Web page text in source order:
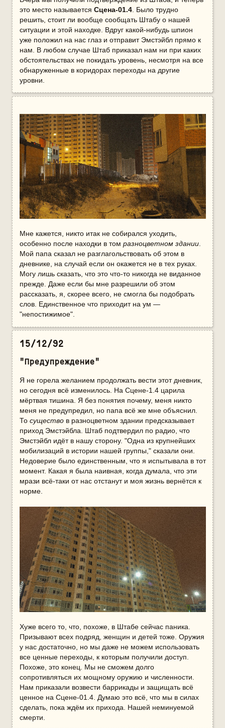
это место называется Сцена-01.4. Было трудно
решить, стоит ли вообще сообщать Штабу о нашей
ситуации и этой находке. Вдруг какой-нибудь шпион
уже положил на нас глаз и отправит Эмстэйбл прямо к
нам. В любом случае Штаб приказал нам ни при каких
обстоятельствах не покидать уровень, несмотря на все
обнаруженные в коридорах переходы на другие
уровни.
Мне кажется, никто итак не собирался уходить,
особенно после находки в том разноцветном здании.
Мой папа сказал не разглагольствовать об этом в
дневнике, на случай если он окажется не в тех руках.
Могу лишь сказать, что это что-то никогда не виданное
прежде. Даже если бы мне разрешили об этом
рассказать, я, скорее всего, не смогла бы подобрать
слов. Единственное что приходит на ум —
"непостижимое".
15/12/92
"Предупреждение"
Я не горела желанием продолжать вести этот дневник,
но сегодня всё изменилось. На Сцене-1.4 царила
мёртвая тишина. Я без понятия почему, меня никто
меня не предупредил, но папа всё же мне объяснил.
То существов разноцветном здании предсказывает
приход Эмстэйбла. Штаб подтвердил по радио, что
Эмстэйбл идёт в нашу сторону. "Одна из крупнейших
мобилизаций в истории нашей группы," сказали они.
Недоверие было единственным, что я испытывала в тот
момент. Какая я была наивная, когда думала, что эти
мрази всё-таки от нас отстанут и моя жизнь вернётся к
норме.
Хуже всего то, что, похоже, в Штабе сейчас паника.
Призывают всех подряд, женщин и детей тоже. Оружия
у нас достаточно, но мы даже не можем использовать
все ценные переходы, к которым получили доступ.
Похоже, это конец. Мы не сможем долго
сопротивляться их мощному оружию и численности.
Нам приказали возвести баррикады и защищать всё
ценное на Сцене-01.4. Думаю это всё, что мы в силах
сделать, пока ждём их прихода. Нашей неминуемой
смерти.